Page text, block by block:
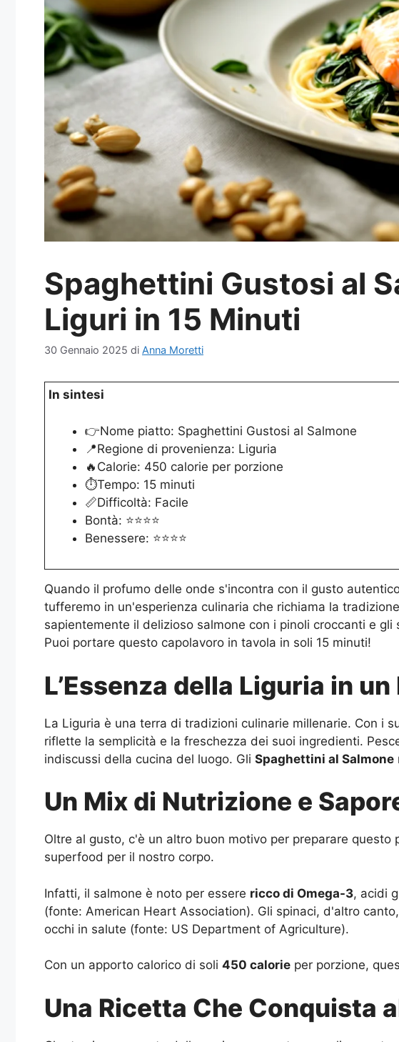
Spaghettini Gustosi al
Liguri in 15 Minuti
30 Gennaio 2025 di Anna Moretti
In sintesi
👉Nome piatto: Spaghettini Gustosi al Salmone
📍Regione di provenienza: Liguria
🔥Calorie: 450 calorie per porzione
⏱️Tempo: 15 minuti
📏Difficoltà: Facile
Bontà: ⭐⭐⭐⭐
Benessere: ⭐⭐⭐⭐
Quando il profumo delle onde s'incontra con il gusto
tufferemo in un'esperienza culinaria che richiama la
sapientemente il delizioso salmone con i pinoli croccanti e
Puoi portare questo capolavoro in tavola in soli 15 minuti!
L’Essenza della Liguria in
La Liguria è una terra di tradizioni culinarie millenarie. Con i
riflette la semplicità e la freschezza dei suoi ingredienti.
indiscussi della cucina del luogo. Gli Spaghettini al Salmone
Un Mix di Nutrizione e
Oltre al gusto, c'è un altro buon motivo per preparare
superfood per il nostro corpo.
Infatti, il salmone è noto per essere ricco di Omega-3, acidi
(fonte: American Heart Association). Gli spinaci, d'altro
occhi in salute (fonte: US Department of Agriculture).
Con un apporto calorico di soli 450 calorie per porzione,
Una Ricetta Che Conquista